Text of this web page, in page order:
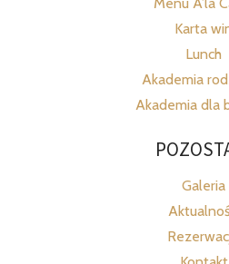
Karta
Lunch
Akademia
Akademia dla
Galeria